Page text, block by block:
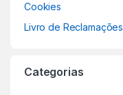
Cookies
Livro de Reclamações
Categorias